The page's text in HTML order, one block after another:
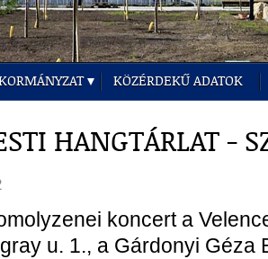
KÖZÉRDEKŰ ADATOK
HANGTÁRLAT -
koncert a
u. 1., a Gárdonyi Géza